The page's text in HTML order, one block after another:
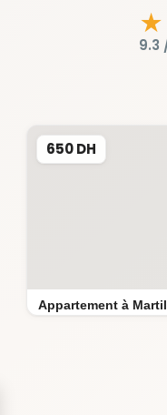
9.3
650 DH
Appartement à